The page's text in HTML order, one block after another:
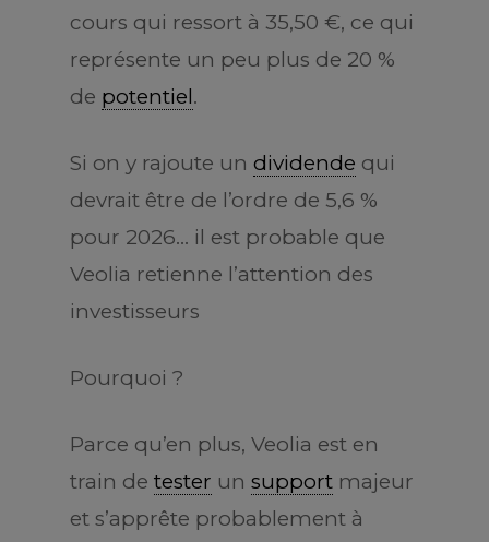
cours qui ressort à 35,50 €, ce qui
représente un peu plus de 20 %
de potentiel.
Si on y rajoute un dividende qui
devrait être de l’ordre de 5,6 %
pour 2026… il est probable que
Veolia retienne l’attention des
investisseurs
Pourquoi ?
Parce qu’en plus, Veolia est en
train de tester un support majeur
et s’apprête probablement à